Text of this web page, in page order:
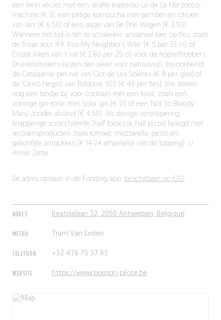
ADRES Beatrijslaan 32, 2050 Antwerpen, Belgique
MÉTRO Tram Van Eeden
TELEFOON +32 476 73 37 63
WEBSITE https://www.poisson-pilote.be
een klein verzet met een straffe espresso uit de La Marzocco-
machine (€ 3), een pittige kombucha met gember en citroen
van Jarr (€ 6,50) of een sapje van De Drie Wilgen (€ 3,50).
Wanneer het tijd is om te schakelen: artisanaal bier op fles, zoals
de frisse sour IPA ‘Kiss My Neighbor’s Wife’ (€ 5 per 33 cl), of
Cristal Alken van ’t vat (€ 2,80 per 25 cl) voor de hopliefhebbers.
Druivendrinkers kiezen dan weer voor natuurwijn, bijvoorbeeld
de Catalaanse pet-nat van Clot de Les Soleres (€ 8 per glas) of
de ‘Cerro Negro’ van Baldovar 923 (€ 49 per fles). We steken
nog een tandje bij voor cocktails met een twist, zoals een
zonnige gin-tonic met Solar gin (€ 12) of een ‘Not So Bloody
Mary’ zonder alcohol (€ 4,50). Als stevige versnapering:
knapperige scrocchiarelle (half focaccia, half pizza) belegd met
seizoensproducten zoals tomaat, mozzarella, pesto en
gekonfijte artisjokken (€ 14-24 afhankelijk van de topping). //
Annie Zette
Dit adres opslaan in de Fooding app, beschikbaar op iOS!